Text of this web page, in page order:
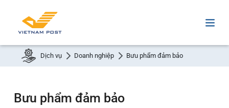
Dịch vụ Doanh nghiệp Bưu phẩm đảm bảo
Bưu phẩm đảm bảo